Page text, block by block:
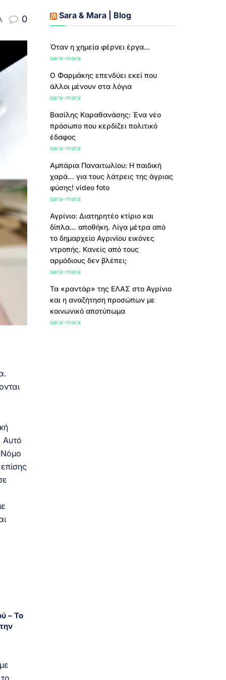
0
Αυτό
Νόμο
– Το
Sara & Mara | Blog
Όταν η χημεία φέρνει έργα...
sara-mara
Ο Φαρμάκης επενδύει εκεί που
άλλοι μένουν στα λόγια
sara-mara
Βασίλης Καραθανάσης: Ένα νέο
πρόσωπο που κερδίζει πολιτικό
έδαφος
sara-mara
Αμπάρια Παναιτωλίου: Η παιδική
χαρά… για τους λάτρεις της άγριας
φύσης! video foto
sara-mara
Αγρίνιο: Διατηρητέο κτίριο και
δίπλα… αποθήκη. Λίγα μέτρα από
το δημαρχείο Αγρινίου εικόνες
ντροπής. Κανείς από τους
αρμόδιους δεν βλέπει;
sara-mara
Τα «ραντάρ» της ΕΛΑΣ στο Αγρίνιο
και η αναζήτηση προσώπων με
κοινωνικό αποτύπωμα
sara-mara